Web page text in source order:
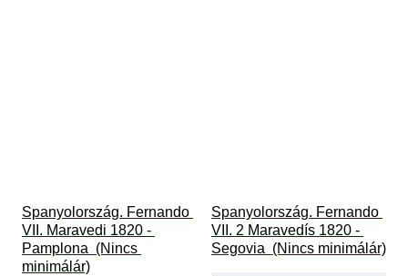
Spanyolország. Fernando
VII. Maravedi 1820 -
Pamplona  (Nincs
minimálár)
Spanyolország. Fernando
VII. 2 Maravedís 1820 -
Segovia  (Nincs minimálár)